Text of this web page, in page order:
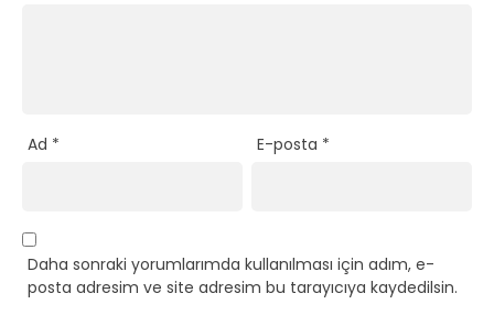
Ad * E-posta *
Daha sonraki yorumlarımda kullanılması için adım, e-
posta adresim ve site adresim bu tarayıcıya kaydedilsin.